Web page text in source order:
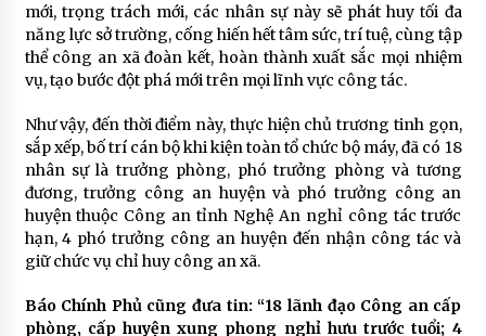
mới, trọng trách mới, các nhân sự này sẽ phát huy tối đa
năng lực sở trường, cống hiến hết tâm sức, trí tuệ, cùng tập
thể công an xã đoàn kết, hoàn thành xuất sắc mọi nhiệm
vụ, tạo bước đột phá mới trên mọi lĩnh vực công tác.
Như vậy, đến thời điểm này, thực hiện chủ trương tinh gọn,
sắp xếp, bố trí cán bộ khi kiện toàn tổ chức bộ máy, đã có 18
nhân sự là trưởng phòng, phó trưởng phòng và tương
đương, trưởng công an huyện và phó trưởng công an
huyện thuộc Công an tỉnh Nghệ An nghỉ công tác trước
hạn, 4 phó trưởng công an huyện đến nhận công tác và
giữ chức vụ chỉ huy công an xã.
Báo Chính Phủ cũng đưa tin: “18 lãnh đạo Công an cấp
phòng, cấp huyện xung phong nghỉ hưu trước tuổi; 4